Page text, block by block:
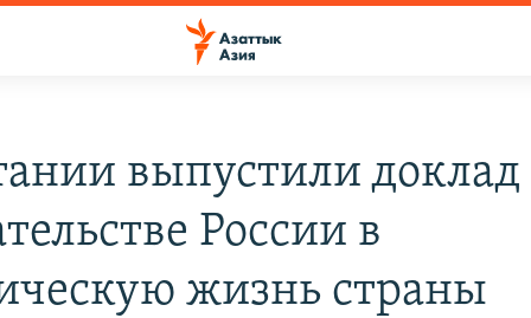
выпустили доклад
России в
жизнь страны